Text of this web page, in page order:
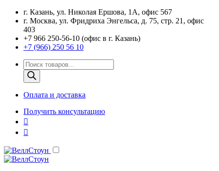
г. Казань, ул. Николая Ершова, 1А, офис 567
г. Москва, ул. Фридриха Энгельса, д. 75, стр. 21, офис
403
+7 966 250-56-10 (офис в г. Казань)
+7 (966) 250 56 10
Поиск
товаров
Оплата и доставка
Получить консультацию